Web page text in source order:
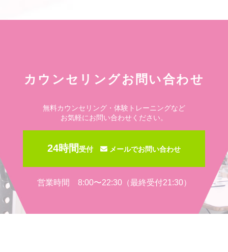
カウンセリングお問い合わせ
無料カウンセリング・体験トレーニングなど
お気軽にお問い合わせください。
24時間受付 メールでお問い合わせ
営業時間 8:00〜22:30（最終受付21:30）